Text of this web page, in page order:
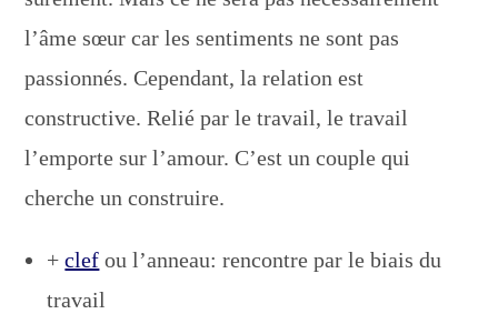
l’âme sœur car les sentiments ne sont pas
passionnés. Cependant, la relation est
constructive. Relié par le travail, le travail
l’emporte sur l’amour. C’est un couple qui
cherche un construire.
+clef ou l’anneau: rencontre par le biais du
travail